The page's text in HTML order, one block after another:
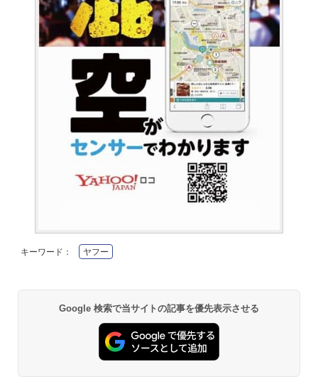
キーワード： ヤフー
Google 検索で当サイトの記事を優先表示させる